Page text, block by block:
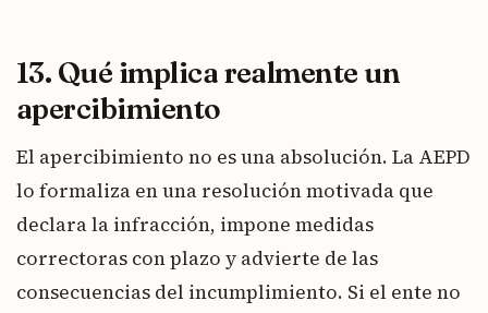
13. Qué implica realmente un
apercibimiento
El apercibimiento no es una absolución. La AEPD
lo formaliza en una resolución motivada que
declara la infracción, impone medidas
correctoras con plazo y advierte de las
consecuencias del incumplimiento. Si el ente no